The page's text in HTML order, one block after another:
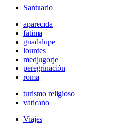
Santuario
aparecida
fatima
guadalupe
lourdes
medjugorje
peregrinación
roma
turismo religioso
vaticano
Viajes